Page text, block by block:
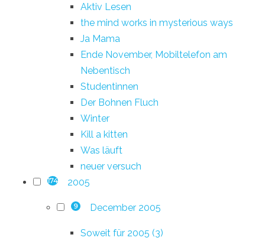
Aktiv Lesen
the mind works in mysterious ways
Ja Mama
Ende November, Mobiltelefon am
Nebentisch
Studentinnen
Der Bohnen Fluch
Winter
Kill a kitten
Was läuft
neuer versuch
174 2005
9 December 2005
Soweit für 2005 (3)